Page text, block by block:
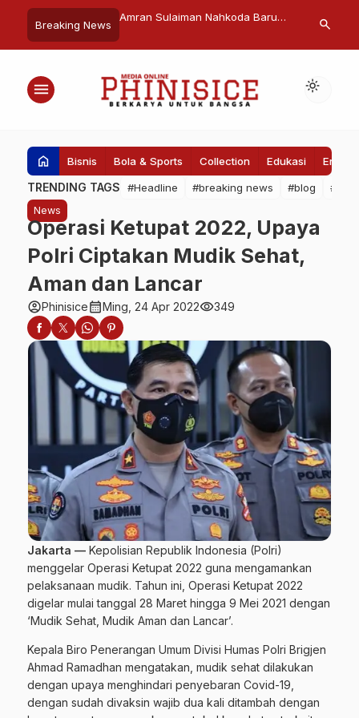
Breaking News
Al Mubaraq Trika
Amran Sulaiman Nahkoda Baru
The Doctor
search
menu light_mode
home Bisnis Bola & Sports Collection Edukasi
TRENDING TAGS #Headline #breaking news #blog
News
Operasi Ketupat 2022, Upaya
Polri Ciptakan Mudik Sehat,
Aman dan Lancar
account_circlePhinisicecalendar_monthMing, 24 Apr 2022visibility349
Jakarta — Kepolisian Republik Indonesia (Polri)
menggelar Operasi Ketupat 2022 guna mengamankan
pelaksanaan mudik. Tahun ini, Operasi Ketupat 2022
digelar mulai tanggal 28 Maret hingga 9 Mei 2021 dengan
‘Mudik Sehat, Mudik Aman dan Lancar’.
Kepala Biro Penerangan Umum Divisi Humas Polri Brigjen
Ahmad Ramadhan mengatakan, mudik sehat dilakukan
dengan upaya menghindari penyebaran Covid-19,
dengan sudah divaksin wajib dua kali ditambah dengan